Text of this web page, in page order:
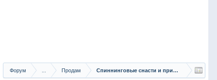
Форум Продам Спиннинговые снасти и приманки